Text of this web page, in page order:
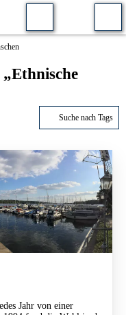
Suche nach Tags
Jahr von einer